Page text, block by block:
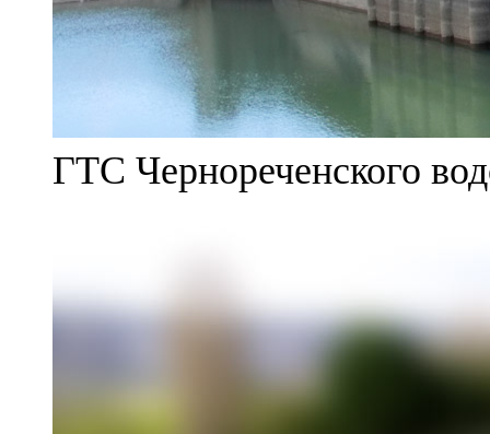
ГТС Чернореченского